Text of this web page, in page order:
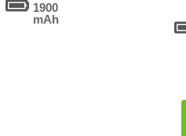
1900
mAh